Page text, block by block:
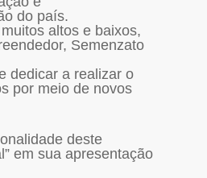
do país.
altos e baixos,
Semenzato
dedicar a realizar o
por meio de novos
deste
em sua apresentação